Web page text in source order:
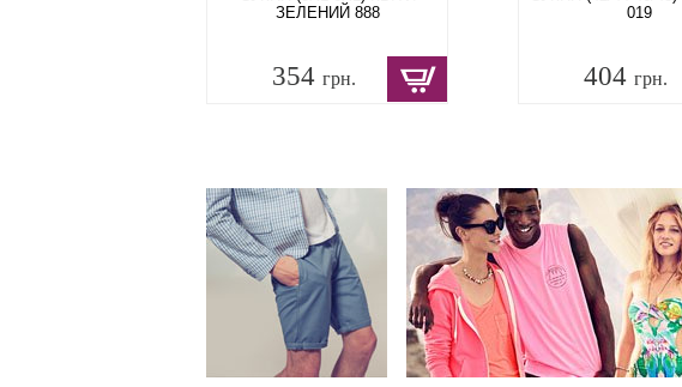
ЗЕЛЕНИЙ 888
354 грн.
019
404 грн.